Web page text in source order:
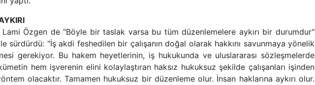
Lami Özgen de "Böyle bir taslak varsa bu tüm düzenlemelere aykırı bir durumdur"
sürdürdü: "İş akdi feshedilen bir çalışanın doğal olarak hakkını savunmaya yönelik
gerekiyor. Bu hakem heyetlerinin, iş hukukunda ve uluslararası sözleşmelerde
hem işverenin elini kolaylaştıran haksız hukuksuz şekilde çalışanları işinden
olacaktır. Tamamen hukuksuz bir düzenleme olur. İnsan haklarına aykırı olur.